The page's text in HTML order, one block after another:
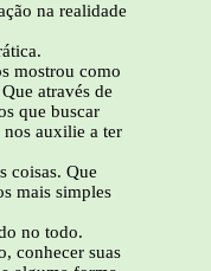
na realidade
mostrou como
através de
que buscar
nos auxilie a ter
coisas. Que
mais simples
no todo.
conhecer suas